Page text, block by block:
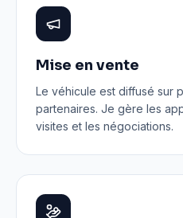
Mise en vente
Le véhicule est diffusé sur
partenaires. Je gère les
visites et les négociations.